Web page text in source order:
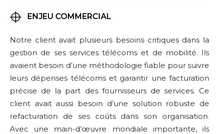
ENJEU COMMERCIAL
Notre client avait plusieurs besoins critiques dans la
gestion de ses services télécoms et de mobilité. Ils
avaient besoin d’une méthodologie fiable pour suivre
leurs dépenses télécoms et garantir une facturation
précise de la part des fournisseurs de services. Ce
client avait aussi besoin d’une solution robuste de
refacturation de ses coûts dans son organisation.
Avec une main-d’œuvre mondiale importante, ils